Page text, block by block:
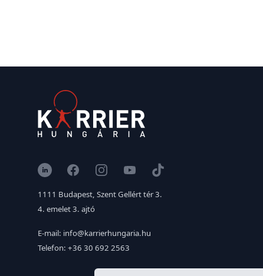
LinkedInFacebookInstagramYouTubeTikTok
1111 Budapest, Szent Gellért tér 3.
4. emelet 3. ajtó
E-mail: info@karrierhungaria.hu
Telefon: +36 30 692 2563